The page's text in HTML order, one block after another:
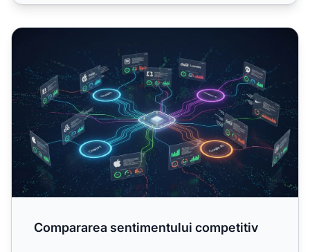
Compararea sentimentului competitiv
Compararea sentimentului competitiv